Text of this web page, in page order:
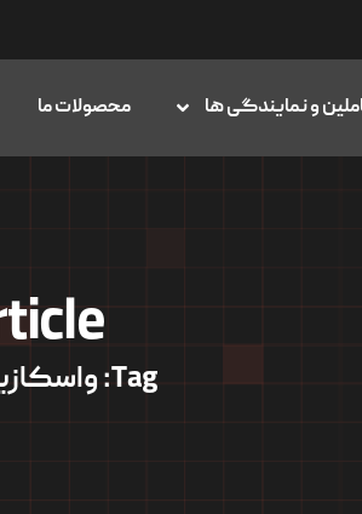
و نمایندگی ها محصولات ما
Tag: واسکازین مخصوص جعبه فرمان